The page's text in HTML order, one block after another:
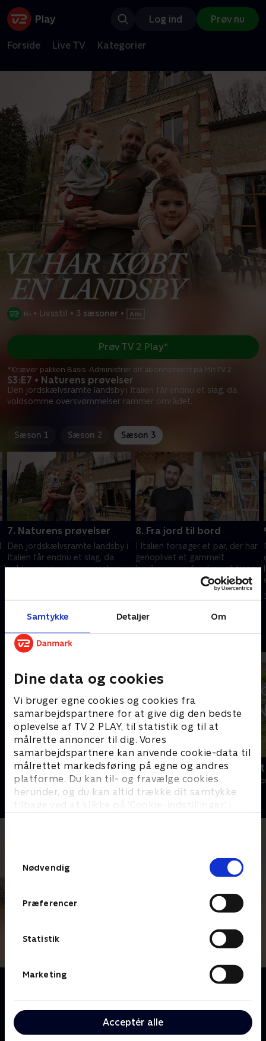
Samtykke Detaljer Om
Dine data og cookies
Vi bruger egne cookies og cookies fra
samarbejdspartnere for at give dig den bedste
oplevelse af TV 2 PLAY, til statistik og til at
målrette annoncer til dig. Vores
samarbejdspartnere kan anvende cookie-data til
målrettet markedsføring på egne og andres
platforme. Du kan til- og fravælge cookies
herunder, og du kan altid trække dit samtykke
tilbage ved at klikke på ’Cookie-indstillinger’ i
Nødvendig
Præferencer
Statistik
Marketing
Acceptér alle
Log ind Prøv nu
Forside Live TV Kategorier
• Livsstil • 3 sæsoner •
S3:E7 • Naturens prøvelser
Den jordskælvsramte landsby i Italien får endnu et slag, da
voldsomme oversvømmelser rammer området.
Prøv TV 2 Play*
*Kræver pakken Basis. Administrer dit abonnement på Mit TV 2.
Sæson 1 Sæson 2 Sæson 3
7. Naturens prøvelser
Den jordskælvsramte landsby i
Italien får endnu et slag, da
voldsomme oversvømmelser
8. Fra jord til bord
I Italien forsøger et par, der har
genoplivet et gammelt
landbrugssamfund, nu at tjene
penge på deres egen olivenolie.
Andre så også
Franske drømmeslotte
Livsstil • 6 sæsoner Livsstil • 1
liv, når modige og eventyrlystne briter satser alt. Med
hårdt arbejde puster de liv i forsømte byggerier og